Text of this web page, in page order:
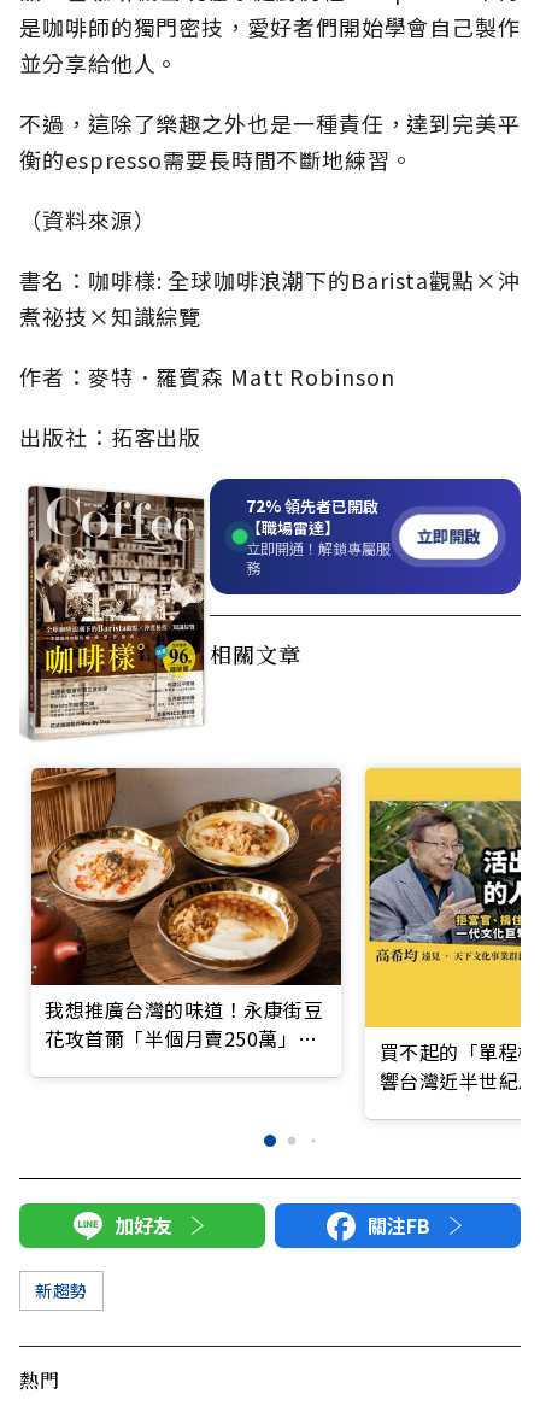
是咖啡師的獨門密技，愛好者們開始學會自己製作
並分享給他人。
不過，這除了樂趣之外也是一種責任，達到完美平
衡的espresso需要長時間不斷地練習。
（資料來源）
書名：咖啡樣: 全球咖啡浪潮下的Barista觀點×沖
煮祕技×知識綜覽
作者：麥特．羅賓森 Matt Robinson
出版社：拓客出版
72%領先者已開啟
【職場雷達】
立即開通！解鎖專屬服
務
立即開啟
相關文章
我想推廣台灣的味道！永康街豆
花攻首爾「半個月賣250萬」讓
買不起的「單程
響台灣近半世紀
加好友 關注FB
新趨勢
熱門